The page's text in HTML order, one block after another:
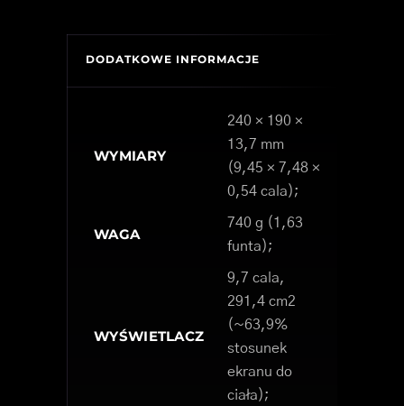
DODATKOWE INFORMACJE
WYMIARY
240 × 190 ×
13,7 mm
(9,45 × 7,48 ×
0,54 cala);
WAGA
740 g (1,63
funta);
WYŚWIETLACZ
9,7 cala,
291,4 cm2
(~63,9%
stosunek
ekranu do
ciała);